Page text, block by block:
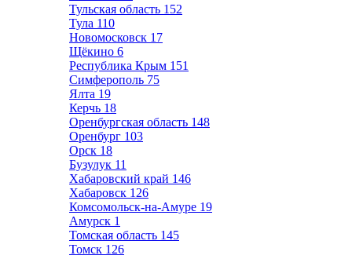
Тульская область 152
Тула 110
Новомосковск 17
Щёкино 6
Республика Крым 151
Симферополь 75
Ялта 19
Керчь 18
Оренбургская область 148
Оренбург 103
Орск 18
Бузулук 11
Хабаровский край 146
Хабаровск 126
Комсомольск-на-Амуре 19
Амурск 1
Томская область 145
Томск 126